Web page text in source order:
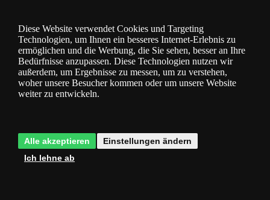
Kategorie
Energiesparende Technologie LED
Diese Website verwendet Cookies und Targeting
Technologien, um Ihnen ein besseres Internet-Erlebnis zu
ermöglichen und die Werbung, die Sie sehen, besser an Ihre
Bedürfnisse anzupassen. Diese Technologien nutzen wir
außerdem, um Ergebnisse zu messen, um zu verstehen,
woher unsere Besucher kommen oder um unsere Website
weiter zu entwickeln.
Alle akzeptieren
Einstellungen ändern
Ich lehne ab